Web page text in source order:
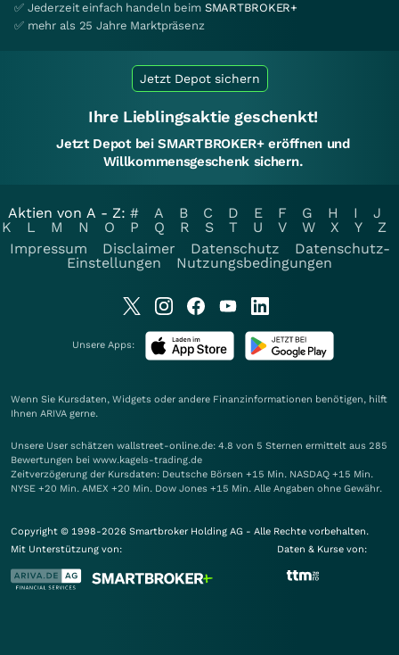
✅ Jederzeit einfach handeln beim SMARTBROKER+
✅ mehr als 25 Jahre Marktpräsenz
Jetzt Depot sichern
Ihre Lieblingsaktie geschenkt!
Jetzt Depot bei SMARTBROKER+ eröffnen und
Willkommensgeschenk sichern.
Aktien von A - Z: # A B C D E F G H I
J
K
L M N O P Q R S T U V W X Y
Z
Impressum
Disclaimer Datenschutz
Datenschutz-
Einstellungen
Nutzungsbedingungen
Unsere Apps:
Wenn Sie Kursdaten, Widgets oder andere Finanzinformationen benötigen, hilft
Ihnen ARIVA gerne.
Unsere User schätzen wallstreet-online.de: 4.8 von 5 Sternen ermittelt aus 285
Bewertungen bei www.kagels-trading.de
Zeitverzögerung der Kursdaten: Deutsche Börsen +15 Min. NASDAQ +15 Min.
NYSE +20 Min. AMEX +20 Min. Dow Jones +15 Min. Alle Angaben ohne Gewähr.
Copyright © 1998-2026 Smartbroker Holding AG - Alle Rechte vorbehalten.
Mit Unterstützung von:
Daten & Kurse von: